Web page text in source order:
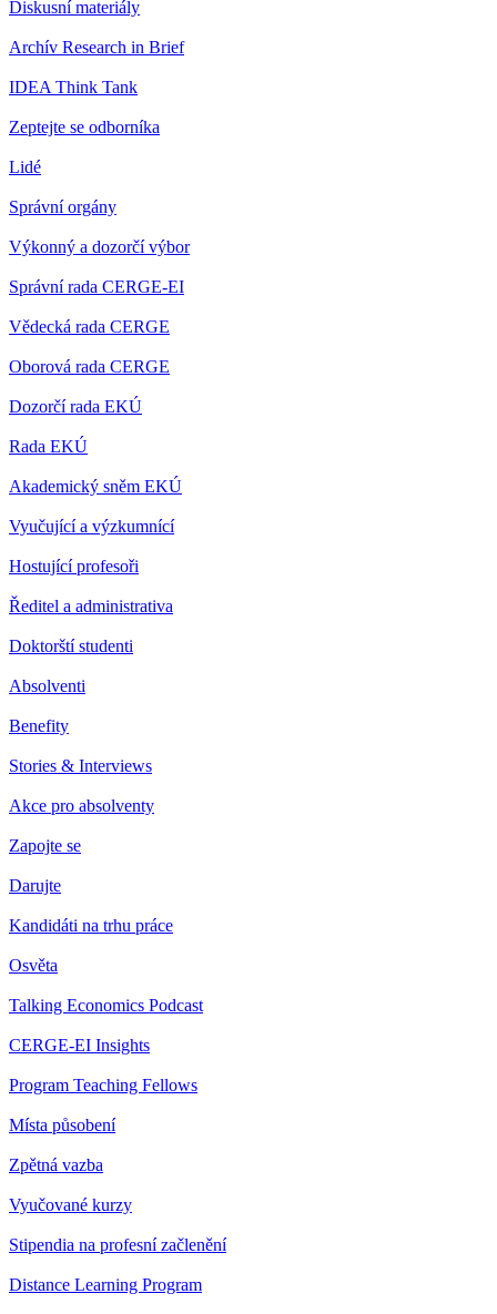
Diskusní materiály
Archív Research in Brief
IDEA Think Tank
Zeptejte se odborníka
Lidé
Správní orgány
Výkonný a dozorčí výbor
Správní rada CERGE-EI
Vědecká rada CERGE
Oborová rada CERGE
Dozorčí rada EKÚ
Rada EKÚ
Akademický sněm EKÚ
Vyučující a výzkumnící
Hostující profesoři
Ředitel a administrativa
Doktorští studenti
Absolventi
Benefity
Stories & Interviews
Akce pro absolventy
Zapojte se
Darujte
Kandidáti na trhu práce
Osvěta
Talking Economics Podcast
CERGE-EI Insights
Program Teaching Fellows
Místa působení
Zpětná vazba
Vyučované kurzy
Stipendia na profesní začlenění
Distance Learning Program